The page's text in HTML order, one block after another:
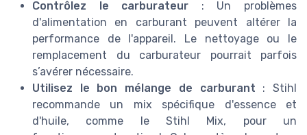
Contrôlez le carburateur : Un problèmes
d'alimentation en carburant peuvent altérer la
performance de l'appareil. Le nettoyage ou le
remplacement du carburateur pourrait parfois
s’avérer nécessaire.
Utilisez le bon mélange de carburant : Stihl
recommande un mix spécifique d'essence et
d'huile, comme le Stihl Mix, pour un